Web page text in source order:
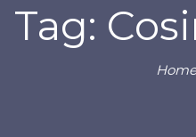
Tag:
Home